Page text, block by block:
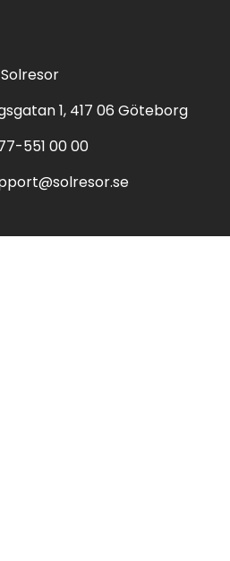
Solresor
1, 417 06 Göteborg
551 00 00